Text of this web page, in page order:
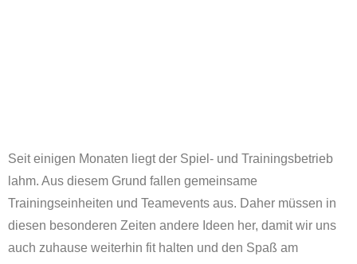
Seit einigen Monaten liegt der Spiel- und Trainingsbetrieb
lahm. Aus diesem Grund fallen gemeinsame
Trainingseinheiten und Teamevents aus. Daher müssen in
diesen besonderen Zeiten andere Ideen her, damit wir uns
auch zuhause weiterhin fit halten und den Spaß am